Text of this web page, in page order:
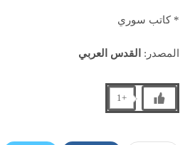
* كاتب سوري
المصدر: القدس العربي
+1